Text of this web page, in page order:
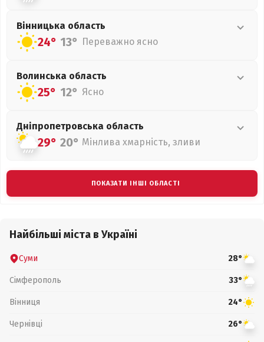
Вінницька область
24° 13° Переважно ясно
Волинська область
25° 12° Ясно
Дніпропетровська область
29° 20° Мінлива хмарність, зливи
ПОКАЗАТИ ІНШІ ОБЛАСТІ
Найбільші міста в Україні
Суми 28°
Сімферополь 33°
Вінниця 24°
Чернівці 26°